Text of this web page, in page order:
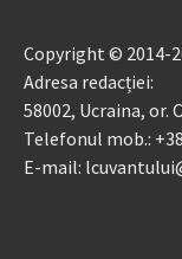
Copyright © 2014-
Adresa redacției:
58002, Ucraina, or.
Telefonul mob.:
E-mail: